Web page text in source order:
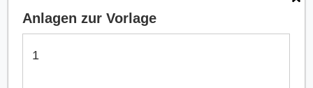
Anlagen zur Vorlage
1